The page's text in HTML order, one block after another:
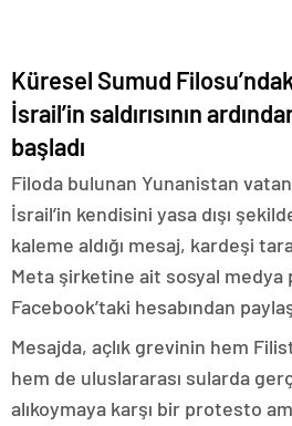
Küresel Sumud
İsrail’in saldırısının
başladı
Filoda bulunan Yunanistan
İsrail’in kendisini yasa dışı
kaleme aldığı mesaj, kardeşi
Meta şirketine ait sosyal medya
Facebook’taki hesabından
Mesajda, açlık grevinin hem
hem de uluslararası sularda
alıkoymaya karşı bir protesto